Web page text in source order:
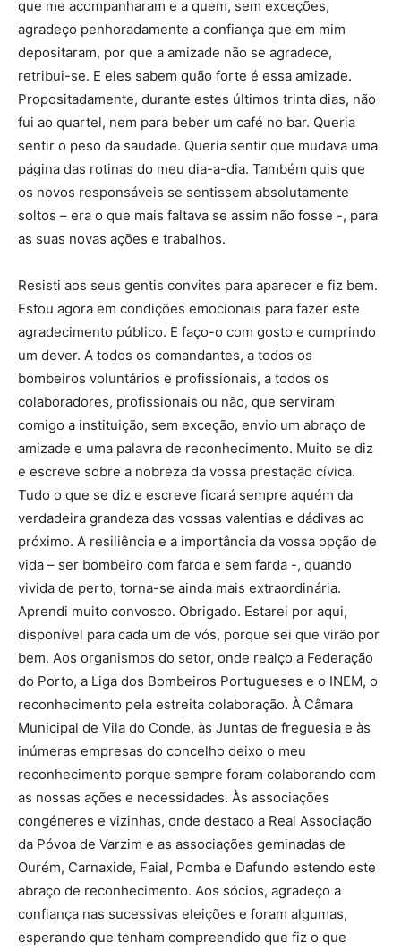
que me acompanharam e a quem, sem exceções,
agradeço penhoradamente a confiança que em mim
depositaram, por que a amizade não se agradece,
retribui-se. E eles sabem quão forte é essa amizade.
Propositadamente, durante estes últimos trinta dias, não
fui ao quartel, nem para beber um café no bar. Queria
sentir o peso da saudade. Queria sentir que mudava uma
página das rotinas do meu dia-a-dia. Também quis que
os novos responsáveis se sentissem absolutamente
soltos – era o que mais faltava se assim não fosse -, para
as suas novas ações e trabalhos.
Resisti aos seus gentis convites para aparecer e fiz bem.
Estou agora em condições emocionais para fazer este
agradecimento público. E faço-o com gosto e cumprindo
um dever. A todos os comandantes, a todos os
bombeiros voluntários e profissionais, a todos os
colaboradores, profissionais ou não, que serviram
comigo a instituição, sem exceção, envio um abraço de
amizade e uma palavra de reconhecimento. Muito se diz
e escreve sobre a nobreza da vossa prestação cívica.
Tudo o que se diz e escreve ficará sempre aquém da
verdadeira grandeza das vossas valentias e dádivas ao
próximo. A resiliência e a importância da vossa opção de
vida – ser bombeiro com farda e sem farda -, quando
vivida de perto, torna-se ainda mais extraordinária.
Aprendi muito convosco. Obrigado. Estarei por aqui,
disponível para cada um de vós, porque sei que virão por
bem. Aos organismos do setor, onde realço a Federação
do Porto, a Liga dos Bombeiros Portugueses e o INEM, o
reconhecimento pela estreita colaboração. À Câmara
Municipal de Vila do Conde, às Juntas de freguesia e às
inúmeras empresas do concelho deixo o meu
reconhecimento porque sempre foram colaborando com
as nossas ações e necessidades. Às associações
congéneres e vizinhas, onde destaco a Real Associação
da Póvoa de Varzim e as associações geminadas de
Ourém, Carnaxide, Faial, Pomba e Dafundo estendo este
abraço de reconhecimento. Aos sócios, agradeço a
confiança nas sucessivas eleições e foram algumas,
esperando que tenham compreendido que fiz o que